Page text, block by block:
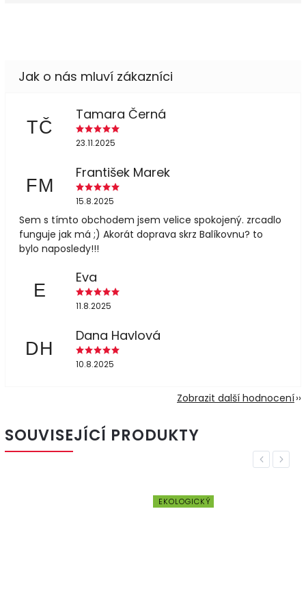
TČ
Tamara Černá
23.11.2025
FM
František Marek
15.8.2025
Sem s tímto obchodem jsem velice spokojený. zrcadlo
funguje jak má ;) Akorát doprava skrz Balíkovnu? to
bylo naposledy!!!
E
Eva
11.8.2025
DH
Dana Havlová
10.8.2025
Zobrazit další hodnocení
SOUVISEJÍCÍ PRODUKTY
Previous
EKOLOGICKÝ
Next